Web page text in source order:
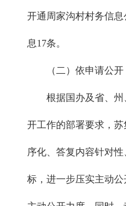
开通周家沟村村务信
息17条。
（二）依申请公开
根据国办及省、
开工作的部署要求，
序化、答复内容针对
标，进一步压实主动